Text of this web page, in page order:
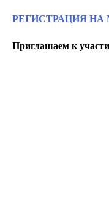
РЕГИСТРАЦИЯ
Приглашаем к